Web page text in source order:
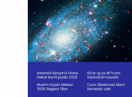
Hoax Bima Sakti
Meteor Gerhana
Komet ISON Jupiter
Planet Kerdil Bumi